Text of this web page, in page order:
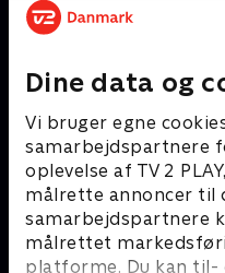
Dine data og
Vi bruger egne
samarbejdspartnere
oplevelse af TV 2
målrette annoncer til
samarbejdspartnere
målrettet
platforme. Du kan til-
Masha og bjørnen
Børneserier • 3 sæsoner